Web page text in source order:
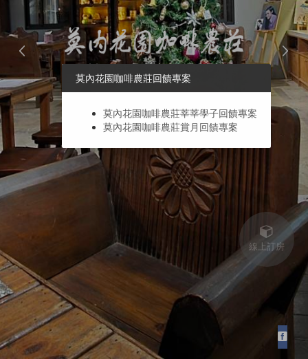
線上訂房
莫內花園咖啡農莊回饋專案
莫內花園咖啡農莊莘莘學子回饋專案
莫內花園咖啡農莊賞月回饋專案